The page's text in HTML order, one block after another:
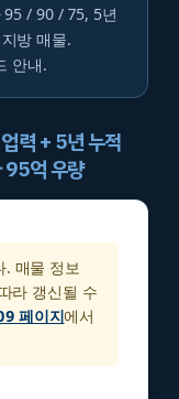
/ 90 / 75, 5년
방 매물.
안내.
력 + 5년 누적
95억 우량
. 매물 정보
라 갱신될 수
페이지에서